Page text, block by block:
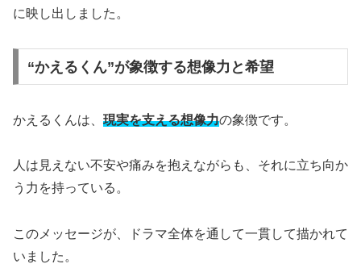
に映し出しました。
“かえるくん”が象徴する想像力と希望
かえるくんは、 現実を支える想像力の象徴です。
人は見えない不安や痛みを抱えながらも、それに立ち向か
う力を持っている。
このメッセージが、ドラマ全体を通して一貫して描かれて
いました。